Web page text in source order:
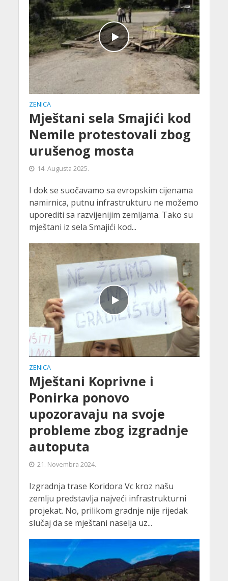
ZENICA
Mještani sela Smajići kod
Nemile protestovali zbog
urušenog mosta
14. Augusta 2025.
I dok se suočavamo sa evropskim cijenama
namirnica, putnu infrastrukturu ne možemo
uporediti sa razvijenijim zemljama. Tako su
mještani iz sela Smajići kod...
ZENICA
Mještani Koprivne i
Ponirka ponovo
upozoravaju na svoje
probleme zbog izgradnje
autoputa
21. Novembra 2024.
Izgradnja trase Koridora Vc kroz našu
zemlju predstavlja najveći infrastrukturni
projekat. No, prilikom gradnje nije rijedak
slučaj da se mještani naselja uz...